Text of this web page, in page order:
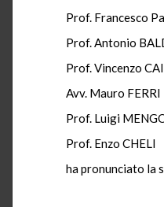
Prof. Francesco
Prof. Antonio
Prof. Vincenzo
Avv. Mauro FERRI
Prof. Luigi
Prof. Enzo CHELI
ha pronunciato la